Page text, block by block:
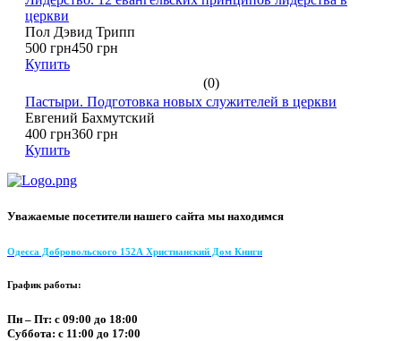
церкви
Пол Дэвид Трипп
500 грн450 грн
Купить
(0)
Пастыри. Подготовка новых служителей в церкви
Евгений Бахмутский
400 грн360 грн
Купить
Уважаемые посетители нашего сайта мы находимся
Одесса Добровольского 152А Христианский Дом Книги
График работы:
Пн – Пт: с 09:00 до 18:00
Суббота: с 11:00 до 17:00